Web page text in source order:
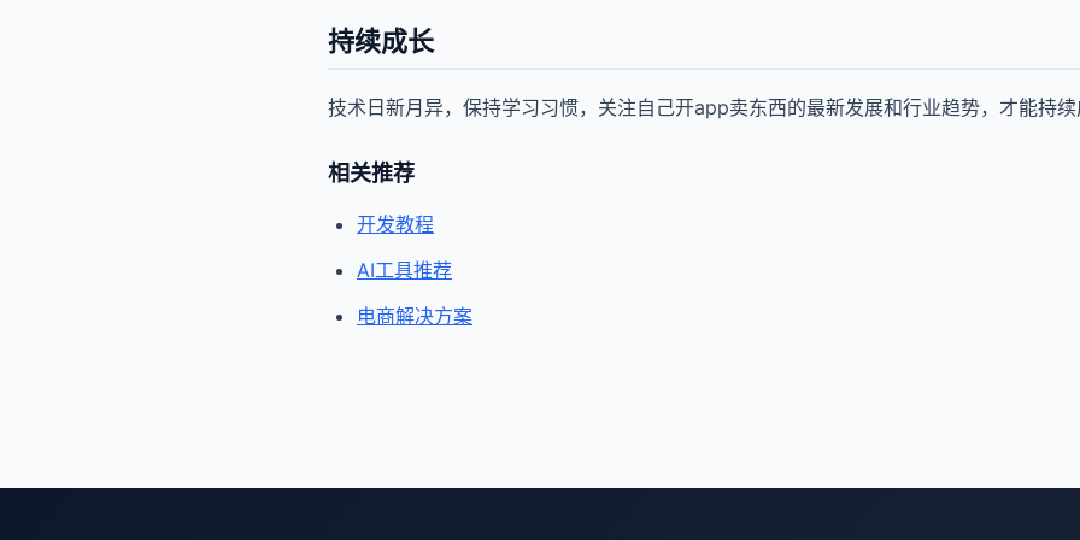
持续成长
技术日新月异，保持学习习惯，关注自己开app卖东西的最新发展和行业趋势，才能持
相关推荐
开发教程
AI工具推荐
电商解决方案